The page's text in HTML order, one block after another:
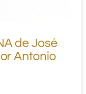
de José
Antonio